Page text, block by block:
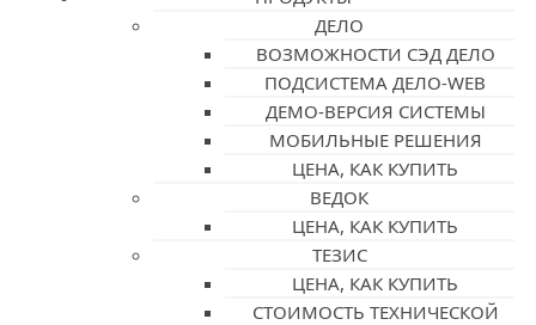
ДЕЛО
ВОЗМОЖНОСТИ СЭД ДЕЛО
ПОДСИСТЕМА ДЕЛО-WEB
ДЕМО-ВЕРСИЯ СИСТЕМЫ
МОБИЛЬНЫЕ РЕШЕНИЯ
ЦЕНА, КАК КУПИТЬ
ВЕДОК
ЦЕНА, КАК КУПИТЬ
ТЕЗИС
ЦЕНА, КАК КУПИТЬ
СТОИМОСТЬ ТЕХНИЧЕСКОЙ